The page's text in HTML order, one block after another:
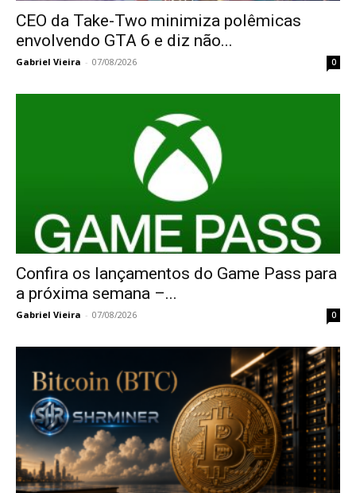
CEO da Take-Two minimiza polêmicas
envolvendo GTA 6 e diz não...
Gabriel Vieira - 07/08/2026 0
Confira os lançamentos do Game Pass para
a próxima semana –...
Gabriel Vieira - 07/08/2026 0